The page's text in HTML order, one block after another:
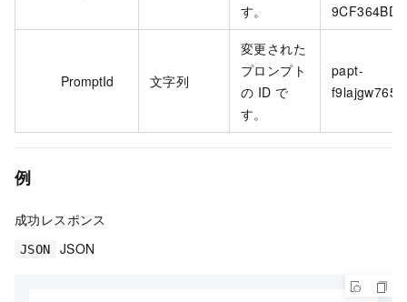
す。
PromptId 文字列
変更された
プロンプト
の ID で
す。
papt-
例
成功レスポンス
JSON JSON